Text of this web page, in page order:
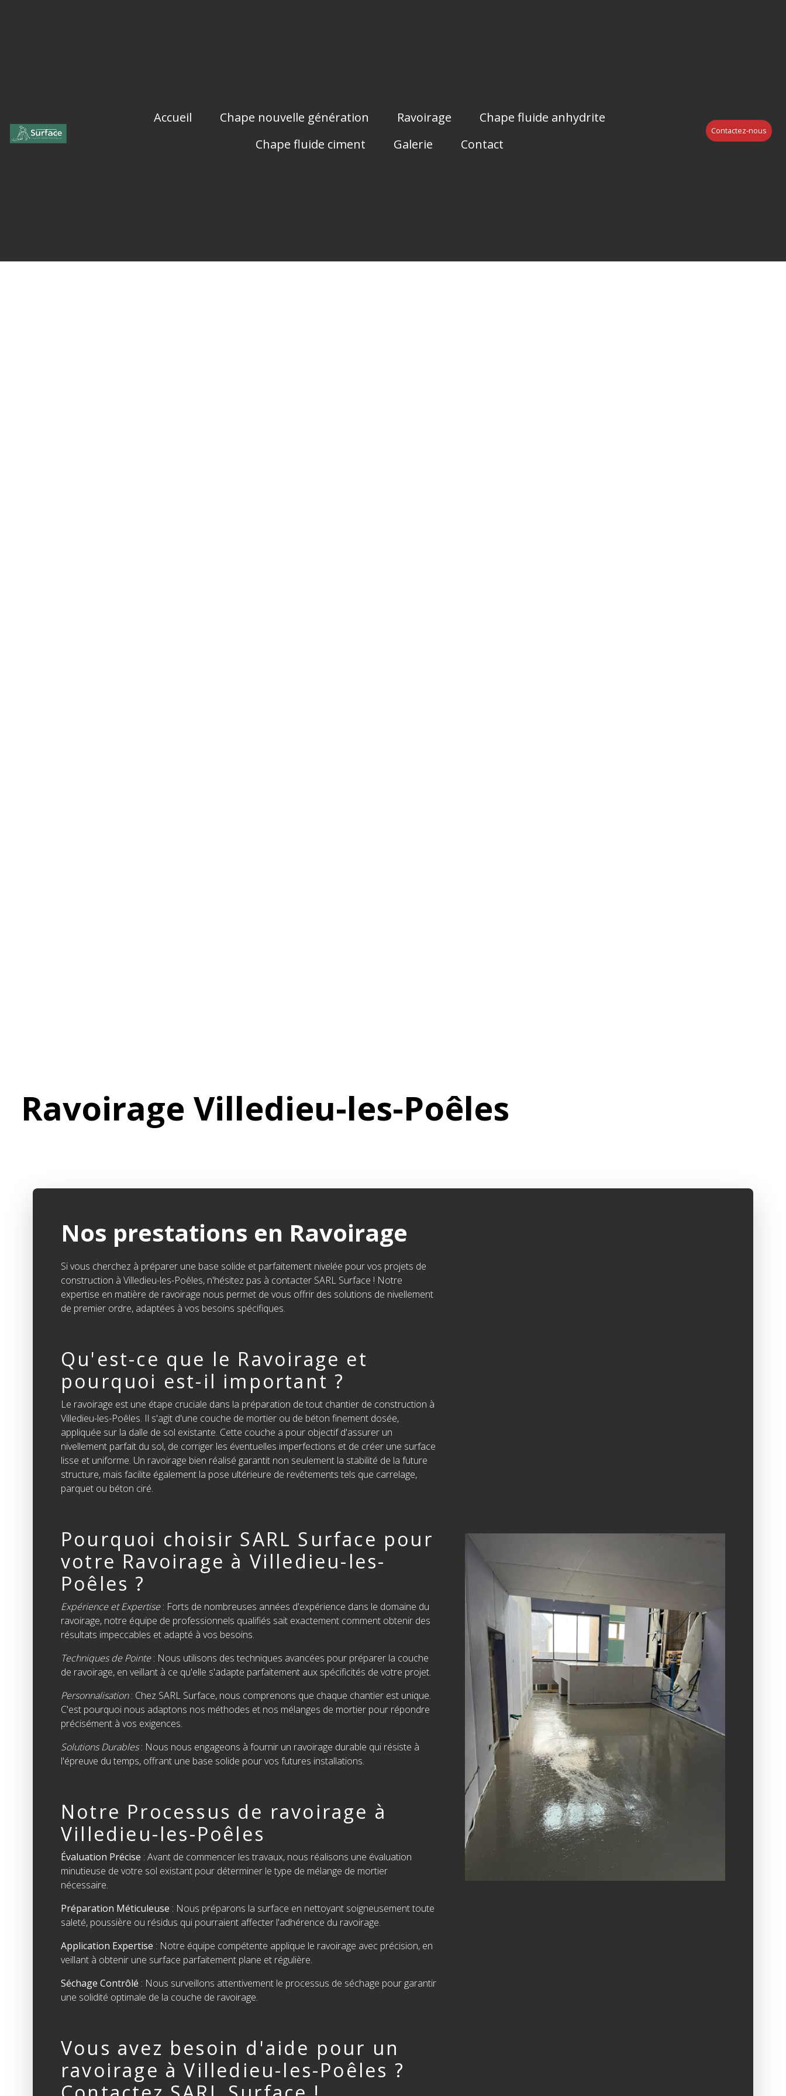
Accueil Chape nouvelle génération Ravoirage
Chape fluide anhydrite
Chape fluide ciment
Galerie Contact
Contactez-nous
Ravoirage Villedieu-les-Poêles
Nos prestations en Ravoirage
Si vous cherchez à préparer une base solide et parfaitement nivelée pour vos projets de
construction à Villedieu-les-Poêles, n'hésitez pas à contacter SARL Surface ! Notre
expertise en matière de ravoirage nous permet de vous offrir des solutions de nivellement
de premier ordre, adaptées à vos besoins spécifiques.
Qu'est-ce que le Ravoirage et
pourquoi est-il important ?
Le ravoirage est une étape cruciale dans la préparation de tout chantier de construction à
Villedieu-les-Poêles. Il s'agit d'une couche de mortier ou de béton finement dosée,
appliquée sur la dalle de sol existante. Cette couche a pour objectif d'assurer un
nivellement parfait du sol, de corriger les éventuelles imperfections et de créer une surface
lisse et uniforme. Un ravoirage bien réalisé garantit non seulement la stabilité de la future
structure, mais facilite également la pose ultérieure de revêtements tels que carrelage,
parquet ou béton ciré.
Pourquoi choisir SARL Surface pour
votre Ravoirage à Villedieu-les-
Poêles ?
Expérience et Expertise: Forts de nombreuses années d'expérience dans le domaine du
ravoirage, notre équipe de professionnels qualifiés sait exactement comment obtenir des
résultats impeccables et adapté à vos besoins.
Techniques de Pointe: Nous utilisons des techniques avancées pour préparer la couche
de ravoirage, en veillant à ce qu'elle s'adapte parfaitement aux spécificités de votre projet.
Personnalisation: Chez SARL Surface, nous comprenons que chaque chantier est unique.
C'est pourquoi nous adaptons nos méthodes et nos mélanges de mortier pour répondre
précisément à vos exigences.
Solutions Durables: Nous nous engageons à fournir un ravoirage durable qui résiste à
l'épreuve du temps, offrant une base solide pour vos futures installations.
Notre Processus de ravoirage à
Villedieu-les-Poêles
Évaluation Précise : Avant de commencer les travaux, nous réalisons une évaluation
minutieuse de votre sol existant pour déterminer le type de mélange de mortier
nécessaire.
Préparation Méticuleuse : Nous préparons la surface en nettoyant soigneusement toute
saleté, poussière ou résidus qui pourraient affecter l'adhérence du ravoirage.
Application Expertise : Notre équipe compétente applique le ravoirage avec précision, en
veillant à obtenir une surface parfaitement plane et régulière.
Séchage Contrôlé : Nous surveillons attentivement le processus de séchage pour garantir
une solidité optimale de la couche de ravoirage.
Vous avez besoin d'aide pour un
ravoirage à Villedieu-les-Poêles ?